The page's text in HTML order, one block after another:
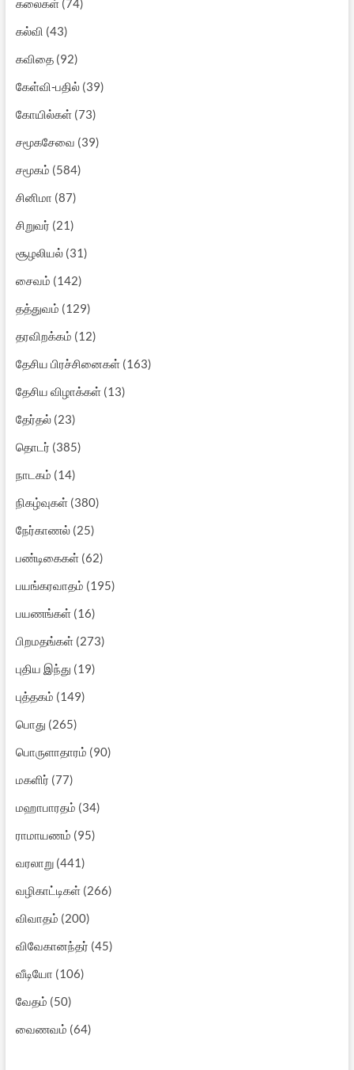
கலைகள்(74)
கல்வி (43)
கவிதை(92)
கேள்வி-பதில்(39)
கோயில்கள்(73)
சமூகசேவை (39)
சமூகம் (584)
சினிமா (87)
சிறுவர் (21)
சூழலியல்(31)
சைவம் (142)
தத்துவம் (129)
தரவிறக்கம் (12)
தேசிய பிரச்சினைகள்(163)
தேசிய விழாக்கள்(13)
தேர்தல்(23)
தொடர் (385)
நாடகம் (14)
நிகழ்வுகள்(380)
நேர்காணல்(25)
பண்டிகைகள்(62)
பயங்கரவாதம் (195)
பயணங்கள்(16)
பிறமதங்கள்(273)
புதிய இந்து (19)
புத்தகம் (149)
பொது (265)
பொருளாதாரம் (90)
மகளிர் (77)
மஹாபாரதம் (34)
ராமாயணம் (95)
வரலாறு(441)
வழிகாட்டிகள்(266)
விவாதம் (200)
விவேகானந்தர் (45)
வீடியோ (106)
வேதம் (50)
வைணவம் (64)